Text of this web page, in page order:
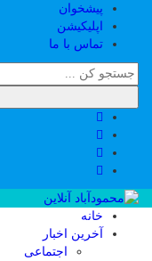
پیشخوان
اپلیکیشن
تماس با ما
خانه
آخرین اخبار
اجتماعی